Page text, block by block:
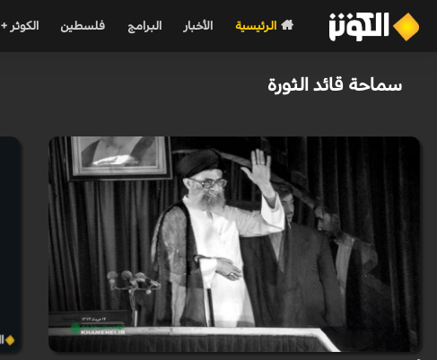
الرئيسية الأخبار البرامج فلسطين الكوثر +
سماحة قائد الثورة